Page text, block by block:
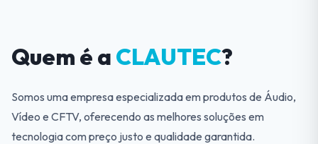
Quem é a CLAUTEC?
Somos uma empresa especializada em produtos de Áudio,
Vídeo e CFTV, oferecendo as melhores soluções em
tecnologia com preço justo e qualidade garantida.